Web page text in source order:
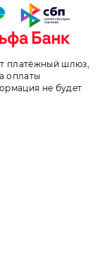
платёжный шлюз,
оплаты
не будет